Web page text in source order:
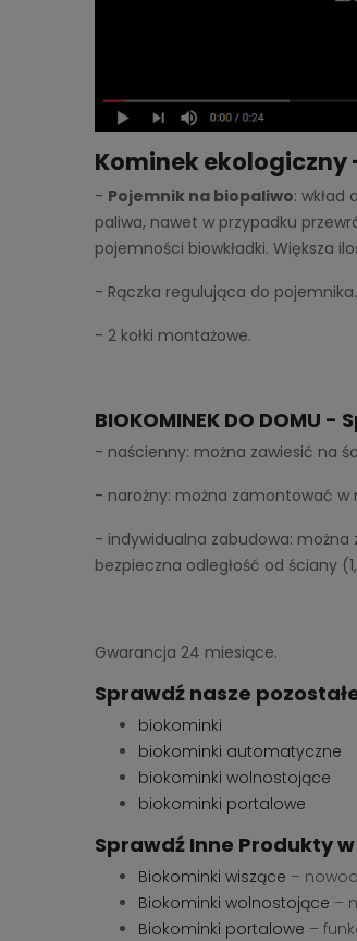
Kominek
- Pojemnik na biopaliwo:
paliwa, nawet w przypadku
pojemności biowkładki. Większa
- Rączka regulująca do pojemnika.
- 2 kołki montażowe.
BIOKOMINEK DO DOMU
- naścienny: można zawiesić na
- narożny: można zamontować w
- indywidualna zabudowa:
bezpieczna odległość od ściany
Gwarancja 24 miesiące.
Sprawdź nasze
biokominki
biokominki automatyczne
biokominki wolnostojące
biokominki portalowe
Sprawdź Inne Produkty
Biokominki wiszące –
Biokominki wolnostojące –
Biokominki portalowe –